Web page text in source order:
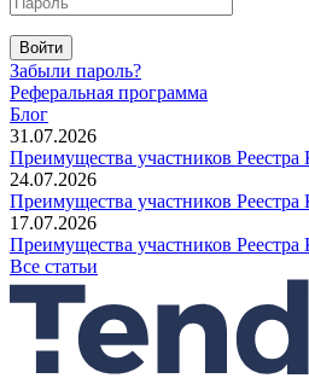
Войти
Забыли пароль?
Реферальная программа
Блог
31.07.2026
Преимущества участников
24.07.2026
Преимущества участников
17.07.2026
Преимущества участников
Все статьи